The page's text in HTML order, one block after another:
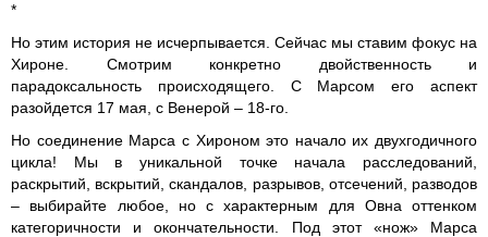
*
Но этим история не исчерпывается. Сейчас мы ставим фокус на
Хироне. Смотрим конкретно двойственность и
парадоксальность происходящего. С Марсом его аспект
разойдется 17 мая, с Венерой – 18-го.
Но соединение Марса с Хироном это начало их двухгодичного
цикла! Мы в уникальной точке начала расследований,
раскрытий, вскрытий, скандалов, разрывов, отсечений, разводов
– выбирайте любое, но с характерным для Овна оттенком
категоричности и окончательности. Под этот «нож» Марса